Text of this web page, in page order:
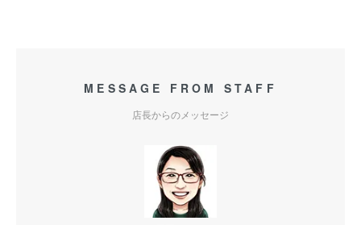
MESSAGE FROM STAFF
店長からのメッセージ